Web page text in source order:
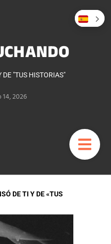
DE "TUS HISTORIAS"
2026
DE TI Y DE «TUS